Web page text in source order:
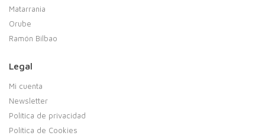
Matarrania
Orube
Ramón Bilbao
Legal
Mi cuenta
Newsletter
Política de privacidad
Política de Cookies